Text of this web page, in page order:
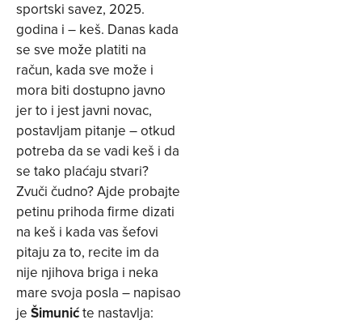
sportski savez, 2025.
godina i – keš. Danas kada
se sve može platiti na
račun, kada sve može i
mora biti dostupno javno
jer to i jest javni novac,
postavljam pitanje – otkud
potreba da se vadi keš i da
se tako plaćaju stvari?
Zvuči čudno? Ajde probajte
petinu prihoda firme dizati
na keš i kada vas šefovi
pitaju za to, recite im da
nije njihova briga i neka
mare svoja posla – napisao
je Šimunićte nastavlja: